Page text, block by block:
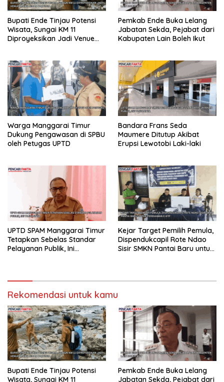
Bupati Ende Tinjau Potensi
Wisata, Sungai KM 11
Diproyeksikan Jadi Venue
Pemkab Ende Buka Lelang
Jabatan Sekda, Pejabat dari
Kabupaten Lain Boleh Ikut
Warga Manggarai Timur
Dukung Pengawasan di SPBU
oleh Petugas UPTD
Bandara Frans Seda
Maumere Ditutup Akibat
Erupsi Lewotobi Laki-laki
UPTD SPAM Manggarai Timur
Tetapkan Sebelas Standar
Pelayanan Publik, Ini
Kejar Target Pemilih Pemula,
Dispendukcapil Rote Ndao
Sisir SMKN Pantai Baru untuk
Rekomendasi untuk kamu
Bupati Ende Tinjau Potensi
Wisata, Sungai KM 11
Pemkab Ende Buka Lelang
Jabatan Sekda, Pejabat dari